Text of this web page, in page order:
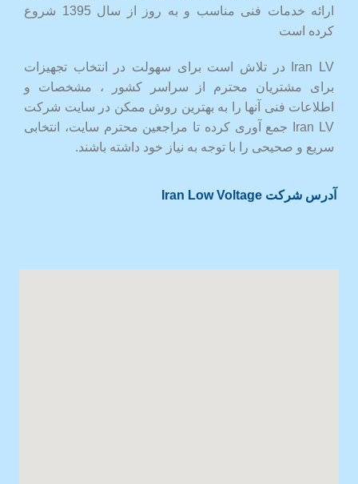
ارائه خدمات فنی مناسب و به روز از سال 1395 شروع
کرده است
Iran LV در تلاش است برای سهولت در انتخاب تجهیزات
برای مشتریان محترم از سراسر کشور ، مشخصات و
اطلاعات فنی آنها را به بهترین روش ممکن در سایت شرکت
Iran LV جمع آوری کرده تا مراجعین محترم سایت، انتخابی
سریع و صحیحی را با توجه به نیاز خود داشته باشند.
آدرس شرکت Iran Low Voltage